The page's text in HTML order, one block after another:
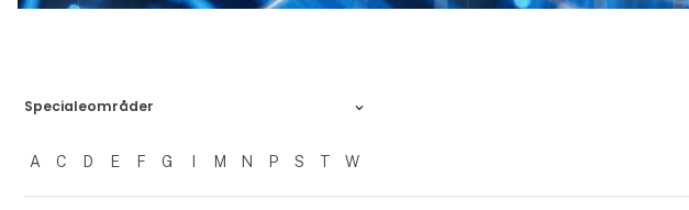
Specialeområder
Filtrer resultater
A C D E F G I M N P S T W